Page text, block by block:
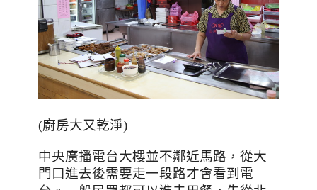
(廚房大又乾淨)
中央廣播電台大樓並不鄰近馬路，從大
門口進去後需要走一段路才會看到電